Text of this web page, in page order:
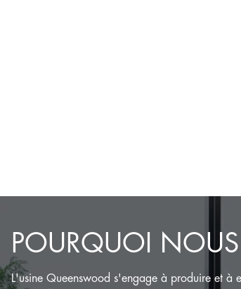
POURQUOI
L'usine Queenswood s'engage à produire et à